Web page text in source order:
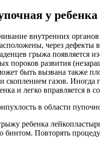
у ребенка
внутренних органов
через дефекты в
грыжа появляется
пороков развития
быть вызвана также
скоплением газов. Иногда
и легко вправляется в
в области
ребенка
бинтом. Повторять